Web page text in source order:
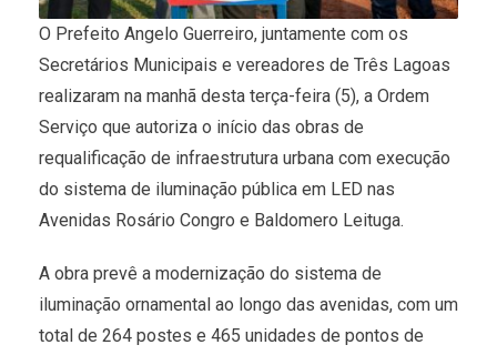
O Prefeito Angelo Guerreiro, juntamente com os
Secretários Municipais e vereadores de Três Lagoas
realizaram na manhã desta terça-feira (5), a Ordem
Serviço que autoriza o início das obras de
requalificação de infraestrutura urbana com execução
do sistema de iluminação pública em LED nas
Avenidas Rosário Congro e Baldomero Leituga.
A obra prevê a modernização do sistema de
iluminação ornamental ao longo das avenidas, com um
total de 264 postes e 465 unidades de pontos de